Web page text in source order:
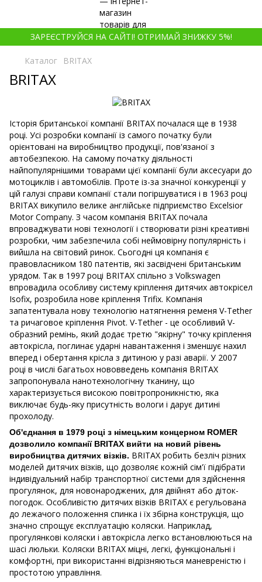
ЗАРЕЄСТРУЙСЯ НА САЙТІ! ОТРИМАЙ ЗНИЖКУ 5%!
Каталог BRITAX
BRITAX
Історія британської компанії BRITAX почалася ще в 1938
році. Усі розробки компанії із самого початку були
орієнтовані на виробництво продукції, пов'язаної з
автобезпекою. На самому початку діяльності
найпопулярнішими товарами цієї компанії були аксесуари до
мотоциклів і автомобілів. Проте із-за значної конкуренції у
цій галузі справи компанії стали погіршуватися і в 1963 році
BRITAX викупило велике англійське підприємство Excelsior
Motor Company. З часом компанія BRITAX почала
впроваджувати нові технології і створювати різні креативні
розробки, чим забезпечила собі неймовірну популярність і
вийшла на світовий ринок. Сьогодні ця компанія є
правовласником 180 патентів, які засвідчені британським
урядом. Так в 1997 році BRITAX спільно з Volkswagen
впровадила особливу систему кріплення дитячих автокрісел
Isofix, розробила нове кріплення Trifix. Компанія
запатентувала нову технологію натягнення ременя V-Tether
та ричаговое кріплення Pivot. V-Tether - це особливий V-
образний ремінь, який додає третю "якірну" точку кріплення
автокрісла, поглинає ударні навантаження і зменшує нахил
вперед і обертання крісла з дитиною у разі аварії. У 2007
році в числі багатьох нововведень компанія BRITAX
запропонувала нанотехнологічну тканину, що
характеризується високою повітропроникністю, яка
виключає будь-яку присутність вологи і дарує дитині
прохолоду.
Об'єднання в 1979 році з німецьким концерном ROMER
дозволило компанії BRITAX вийти на новий рівень
виробництва дитячих візків. BRITAX робить безліч різних
моделей дитячих візків, що дозволяє кожній сім'ї підібрати
індивідуальний набір транспортної системи для здійснення
прогулянок, для новонароджених, для двійнят або діток-
погодок. Особливістю дитячих візків BRITAX є регульована
до лежачого положення спинка і їх збірна конструкція, що
значно спрощує експлуатацію коляски. Наприклад,
прогулянкові коляски і автокрісла легко встановлюються на
шасі люльки. Коляски BRITAX міцні, легкі, функціональні і
комфортні, при використанні відрізняються маневреністю і
простотою управління.